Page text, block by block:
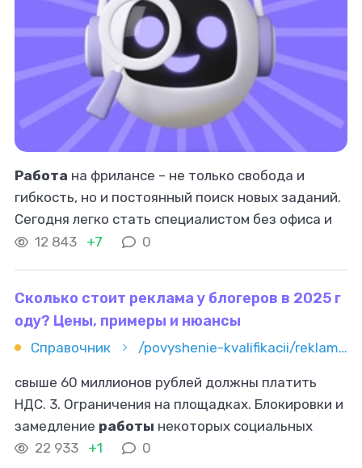
Работа на фрилансе – не только свобода и
гибкость, но и постоянный поиск новых заданий.
Сегодня легко стать специалистом без офиса и
начальников, но сложно держать стабильный
12 843 +7 0
Сколько стоит реклама у блогеров в 2025 г
оду? Цены, примеры и нюансы
Справочник /povyshenie-kvalifikacii/reklama-i-marketing/influence-marketing/skolko-stoit-reklama-u-blogerov-v-2025-godu-ceny-primery-i-nyuan
свыше 60 миллионов рублей должны платить
НДС. 3. Ограничения на площадках. Блокировки и
замедление работы некоторых социальных
сетей привели к росту спроса на доступные
22 933 +1 0